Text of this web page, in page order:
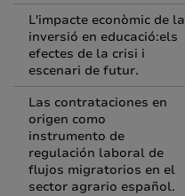
L'impacte econòmic de la
inversió en educació:els
efectes de la crisi i
escenari de futur.
Las contrataciones en
origen como
instrumento de
regulación laboral de
flujos migratorios en el
sector agrario español.